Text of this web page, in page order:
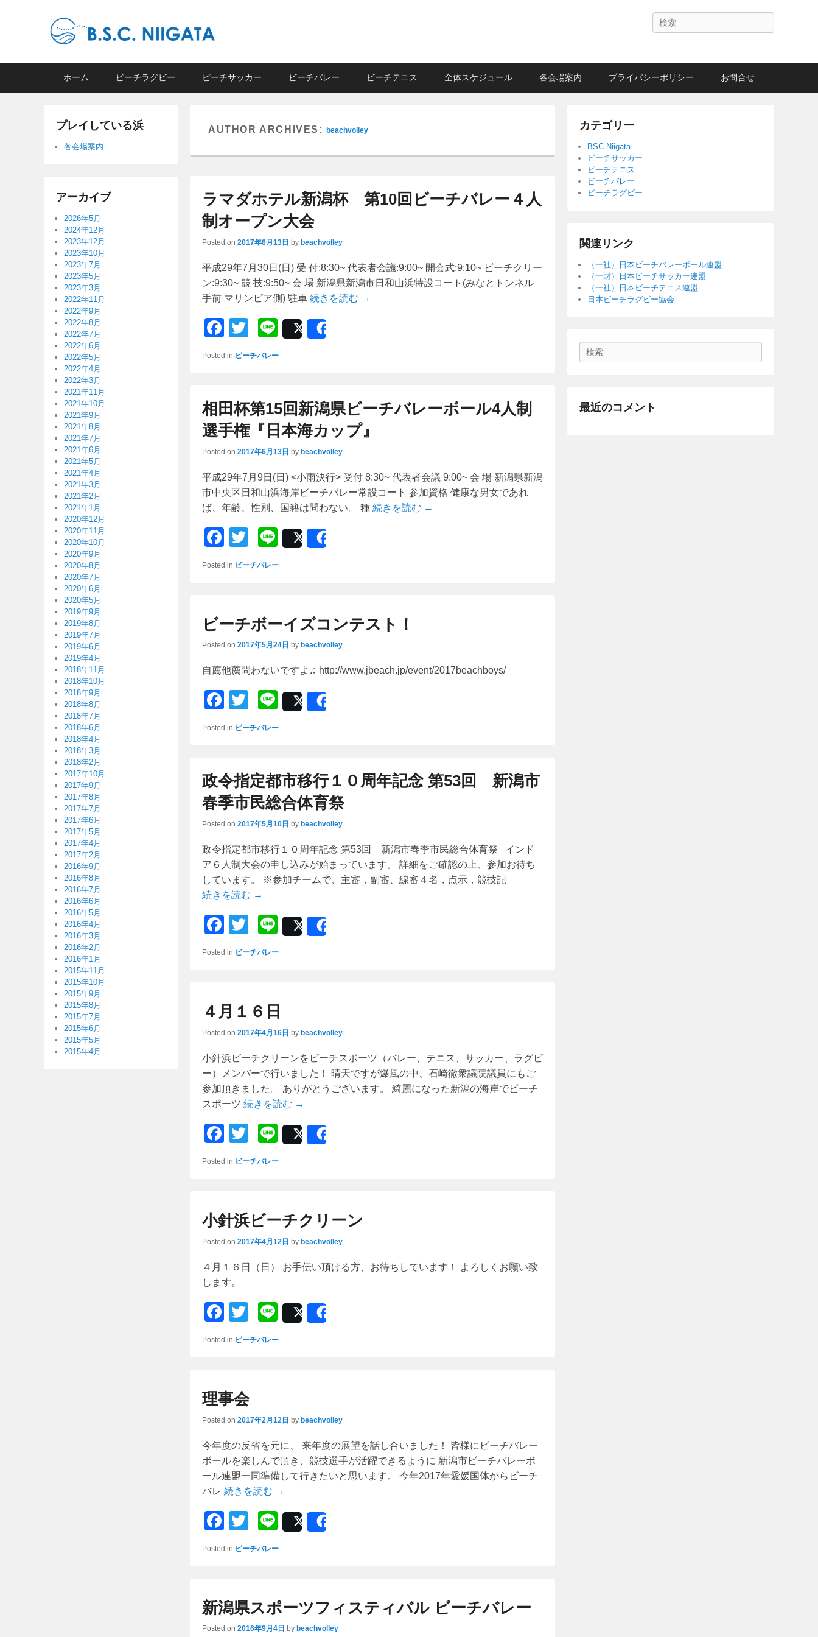
B.S.C Niigata
ビーチスポーツコミュニティ新潟
Search
ホーム ビーチラグビー ビーチサッカー ビーチバレー ビーチテニス 全体スケジュール 各会場案内 プライバシーポリシー お問合せ
AUTHOR ARCHIVES:beachvolley
ラマダホテル新潟杯 第10回ビーチバレー４人
制オープン大会
Posted on 2017年6月13日 by beachvolley
平成29年7月30日(日) 受 付:8:30~ 代表者会議:9:00~ 開会式:9:10~ ビーチクリー
ン:9:30~ 競 技:9:50~ 会 場 新潟県新潟市日和山浜特設コート(みなとトンネル
手前 マリンピア側) 駐車 続きを読む →
F
a
b
o
o
wi
tt
Li
Post
Posted in ビーチバレー
相田杯第15回新潟県ビーチバレーボール4人制
選手権『日本海カップ』
Posted on 2017年6月13日 by beachvolley
平成29年7月9日(日) <小雨決行> 受付 8:30~ 代表者会議 9:00~ 会 場 新潟県新潟
市中央区日和山浜海岸ビーチバレー常設コート 参加資格 健康な男女であれ
ば、年齢、性別、国籍は問わない。 種 続きを読む →
F
a
o
k
T
wi
tt
Li
Post
Posted in ビーチバレー
ビーチボーイズコンテスト！
Posted on 2017年5月24日 by beachvolley
自薦他薦問わないですよ♫ http://www.jbeach.jp/event/2017beachboys/
F
a
b
o
o
wi
tt
Li
Post
Posted in ビーチバレー
政令指定都市移行１０周年記念 第53回 新潟市
春季市民総合体育祭
Posted on 2017年5月10日 by beachvolley
政令指定都市移行１０周年記念 第53回 新潟市春季市民総合体育祭 インド
ア６人制大会の申し込みが始まっています。 詳細をご確認の上、参加お待ち
しています。 ※参加チームで、主審，副審、線審４名，点示，競技記
続きを読む →
F
a
b
o
o
k
wi
tt
Li
Post
Posted in ビーチバレー
４月１６日
Posted on 2017年4月16日 by beachvolley
小針浜ビーチクリーンをビーチスポーツ（バレー、テニス、サッカー、ラグビ
ー）メンバーで行いました！ 晴天ですが爆風の中、石崎徹衆議院議員にもご
参加頂きました。 ありがとうございます。 綺麗になった新潟の海岸でビーチ
スポーツ 続きを読む →
F
a
b
o
o
k
wi
tt
Li
Post
Posted in ビーチバレー
小針浜ビーチクリーン
Posted on 2017年4月12日 by beachvolley
４月１６日（日） お手伝い頂ける方、お待ちしています！ よろしくお願い致
します。
F
a
b
o
o
k
wi
tt
Li
Post
Posted in ビーチバレー
理事会
Posted on 2017年2月12日 by beachvolley
今年度の反省を元に、 来年度の展望を話し合いました！ 皆様にビーチバレー
ボールを楽しんで頂き、競技選手が活躍できるように 新潟市ビーチバレーボ
ール連盟一同準備して行きたいと思います。 今年2017年愛媛国体からビーチ
バレ 続きを読む →
F
a
b
o
T
wi
tt
Li
Post
Posted in ビーチバレー
新潟県スポーツフィスティバル ビーチバレー
Posted on 2016年9月4日 by beachvolley
カテゴリー
BSC Niigata
ビーチサッカー
ビーチテニス
ビーチバレー
ビーチラグビー
関連リンク
（一社）日本ビーチバレーボール連盟
（一財）日本ビーチサッカー連盟
（一社）日本ビーチテニス連盟
日本ビーチラグビー協会
Search
最近のコメント
プレイしている浜
各会場案内
アーカイブ
2026年5月
2024年12月
2023年12月
2023年10月
2023年7月
2023年5月
2023年3月
2022年11月
2022年9月
2022年8月
2022年7月
2022年6月
2022年5月
2022年4月
2022年3月
2021年11月
2021年10月
2021年9月
2021年8月
2021年7月
2021年6月
2021年5月
2021年4月
2021年3月
2021年2月
2021年1月
2020年12月
2020年11月
2020年10月
2020年9月
2020年8月
2020年7月
2020年6月
2020年5月
2019年9月
2019年8月
2019年7月
2019年6月
2019年4月
2018年11月
2018年10月
2018年9月
2018年8月
2018年7月
2018年6月
2018年4月
2018年3月
2018年2月
2017年10月
2017年9月
2017年8月
2017年7月
2017年6月
2017年5月
2017年4月
2017年2月
2016年9月
2016年8月
2016年7月
2016年6月
2016年5月
2016年4月
2016年3月
2016年2月
2016年1月
2015年11月
2015年10月
2015年9月
2015年8月
2015年7月
2015年6月
2015年5月
2015年4月